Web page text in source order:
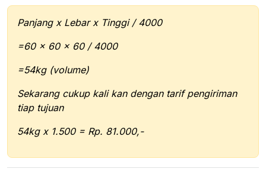
Panjang x Lebar x Tinggi / 4000
=60 x 60 x 60 / 4000
=54kg (volume)
Sekarang cukup kali kan dengan tarif pengiriman
tiap tujuan
54kg x 1.500 = Rp. 81.000,-